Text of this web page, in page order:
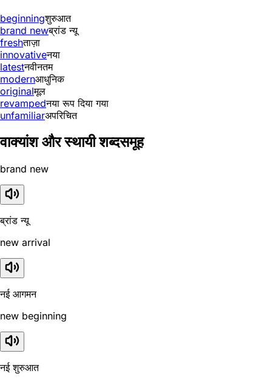
beginningशुरुआत
brand newब्रांड न्यू
freshताज़ा
innovativeनया
latestनवीनतम
modernआधुनिक
originalमूल
revampedनया रूप दिया गया
unfamiliarअपरिचित
वाक्यांश और स्थायी शब्दसमूह
brand new
ब्रांड न्यू
new arrival
नई आगमन
new beginning
नई शुरुआत